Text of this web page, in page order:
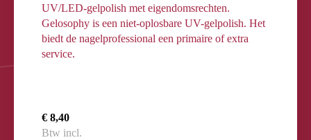
UV/LED-gelpolish met eigendomsrechten.
Gelosophy is een niet-oplosbare UV-gelpolish. Het
biedt de nagelprofessional een primaire of extra
service.
€ 8,40
Btw incl.